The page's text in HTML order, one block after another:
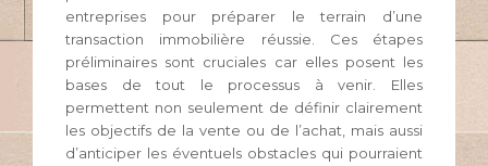
entreprises pour préparer le terrain d’une
transaction immobilière réussie. Ces étapes
préliminaires sont cruciales car elles posent les
bases de tout le processus à venir. Elles
permettent non seulement de définir clairement
les objectifs de la vente ou de l’achat, mais aussi
d’anticiper les éventuels obstacles qui pourraient